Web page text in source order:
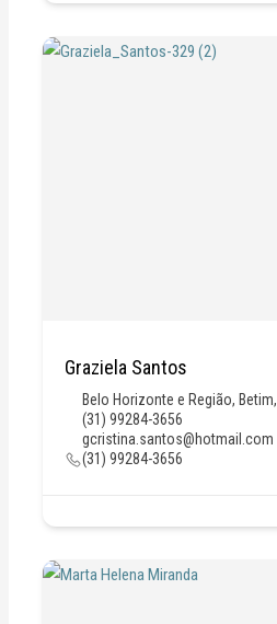
Graziela Santos
Belo Horizonte e Região, Betim,
(31) 99284-3656
gcristina.santos@hotmail.com
(31) 99284-3656